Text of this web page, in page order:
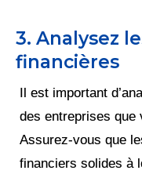
3. Analysez
financières
Il est important
des entreprises que
Assurez-vous que
financiers solides à